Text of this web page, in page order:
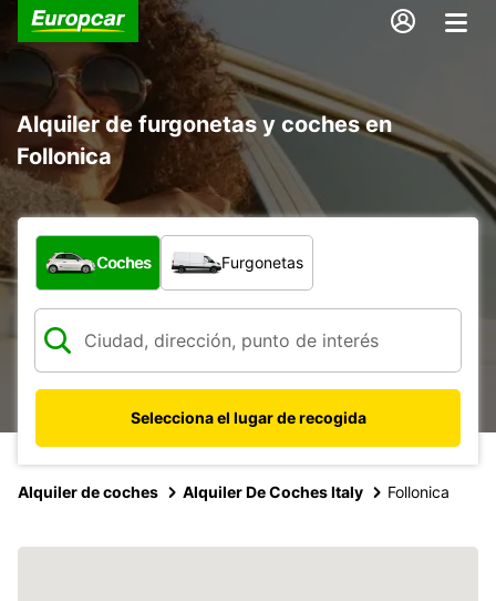
Alquiler de furgonetas y coches en
Follonica
¿Qué tipo de vehículo?
Coches Furgonetas
Selecciona el lugar de recogida
Alquiler de coches Alquiler De Coches Italy Follonica